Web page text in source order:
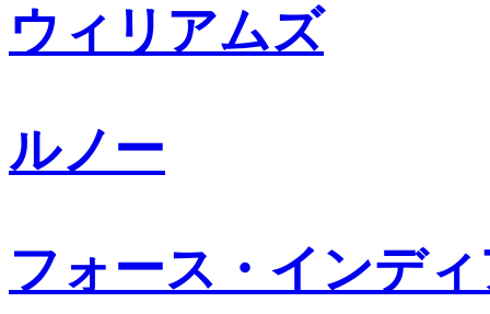
ウィリアムズ
ルノー
フォース・インデ